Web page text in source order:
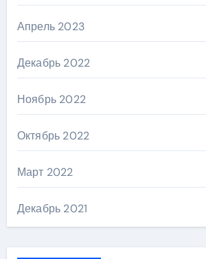
Апрель 2023
Декабрь 2022
Ноябрь 2022
Октябрь 2022
Март 2022
Декабрь 2021